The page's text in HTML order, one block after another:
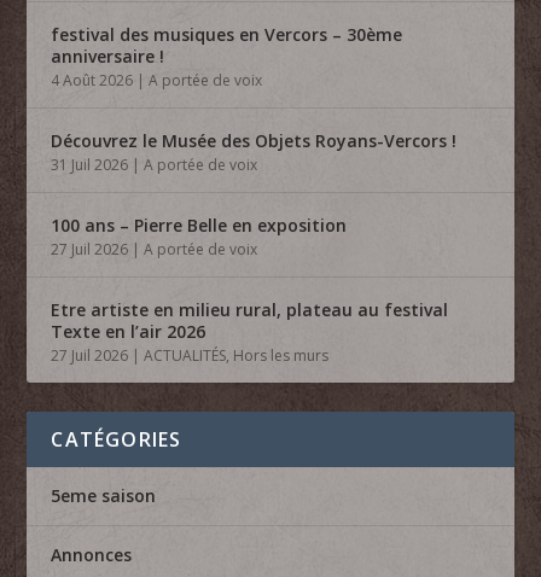
festival des musiques en Vercors – 30ème
anniversaire !
4 Août 2026 |A portée de voix
Découvrez le Musée des Objets Royans-Vercors !
31 Juil 2026 |A portée de voix
100 ans – Pierre Belle en exposition
27 Juil 2026 |A portée de voix
Etre artiste en milieu rural, plateau au festival
Texte en l’air 2026
27 Juil 2026 |ACTUALITÉS, Hors les murs
CATÉGORIES
5eme saison
Annonces